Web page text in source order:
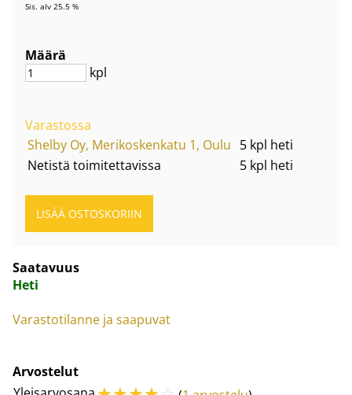
Sis. alv 25.5 %
Määrä
kpl
Varastossa
Shelby Oy, Merikoskenkatu 1, Oulu 5 kpl heti
Netistä toimitettavissa
5 kpl heti
Saatavuus
Heti
Varastotilanne ja saapuvat
Arvostelut